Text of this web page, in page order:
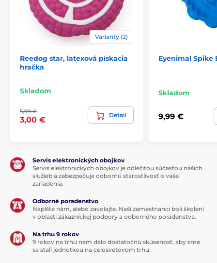
charakter.
Produkt je zaradený v kategóriách
Hračky Pre psov Podle typu
Plyšové Podľa značky
Hračky pre psov Reedog
% Chovateľstvo % Hračky
Varianty (2)
Reedog star, latexová pískacia
hračka
Skladom
5,99 €
3,00 €
Detail
Eyenimal Spike
Skladom
9,99 €
Servis elektronických obojkov
Servis elektronických obojkov je dôležitou súčasťou našich
služieb a zabezpečuje odbornú starostlivosť o vaše
zariadenia.
Odborné poradenstvo
Napíšte nám, alebo zavolajte. Naši zamestnanci boli školení
v oblasti zákazníckej podpory a odborného poradenstva.
Na trhu 9 rokov
9 rokov na trhu nám dalo dostatočnú skúsenosť, aby sme
sa stali jednotkou na celosvetovom trhu.